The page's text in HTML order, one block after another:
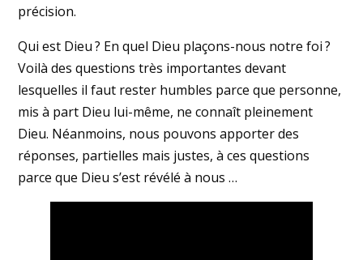
précision.
Qui est Dieu ? En quel Dieu plaçons-nous notre foi ?
Voilà des questions très importantes devant
lesquelles il faut rester humbles parce que personne,
mis à part Dieu lui-même, ne connaît pleinement
Dieu. Néanmoins, nous pouvons apporter des
réponses, partielles mais justes, à ces questions
parce que Dieu s’est révélé à nous …